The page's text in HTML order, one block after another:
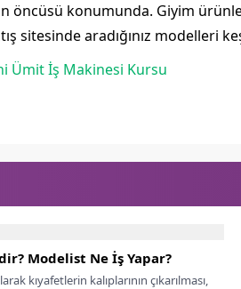
öncüsü konumunda. Giyim
sitesinde aradığınız modelleri
Modelist Ne İş Yapar?
kıyafetlerin kalıplarının çıkarılması,